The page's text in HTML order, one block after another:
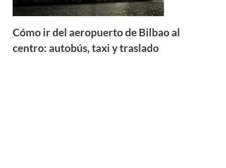
Cómo ir del aeropuerto de Bilbao al
centro: autobús, taxi y traslado